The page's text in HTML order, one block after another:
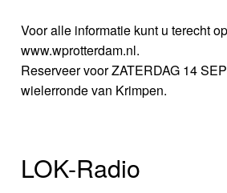
Voor alle informatie kunt u terecht op
www.wprotterdam.nl.
Reserveer voor ZATERDAG 14
wielerronde van Krimpen.
LOK-Radio